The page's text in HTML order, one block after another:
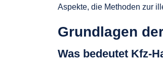
Aspekte, die Methoden zur
Grundlagen
Was bedeutet Kfz-